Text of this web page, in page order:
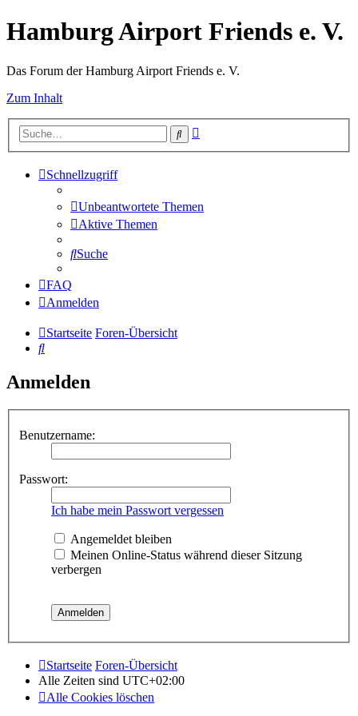
Hamburg Airport Friends e. V.
Das Forum der Hamburg Airport Friends e. V.
Zum Inhalt
Suche
Schnellzugriff
Unbeantwortete Themen
Aktive Themen
Suche
FAQ
Anmelden
Startseite Foren-Übersicht
Suche
Anmelden
Benutzername:
Passwort:
Ich habe mein Passwort vergessen
Angemeldet bleiben
Meinen Online-Status während dieser Sitzung
verbergen
Startseite Foren-Übersicht
Alle Zeiten sind UTC+02:00
Alle Cookies löschen